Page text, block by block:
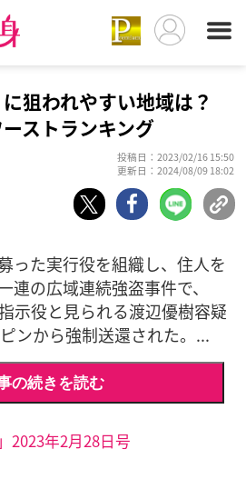
に狙われやすい地域は？
ストランキング
投稿日：2023/02/16 15:50
更新日：2024/08/09 18:02
った実行役を組織し、住人を
連の広域連続強盗事件で、
示役と見られる渡辺優樹容疑
ンから強制送還された。...
の続きを読む
2023年2月28日号